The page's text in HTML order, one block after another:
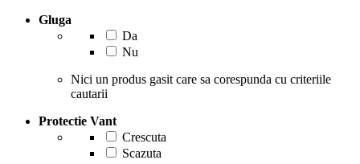
Gluga
Da
Nu
Nici un produs gasit care sa corespunda cu criteriile
cautarii
Protectie Vant
Crescuta
Scazuta